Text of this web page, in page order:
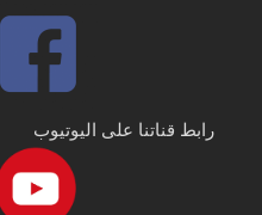
رابط قناتنا على اليوتيوب